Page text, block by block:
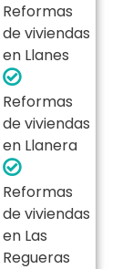
Reformas
de viviendas
en Llanes
Reformas
de viviendas
en Llanera
Reformas
de viviendas
en Las
Regueras